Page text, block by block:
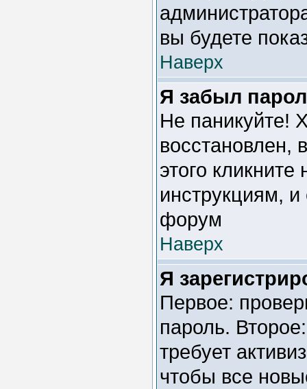
вы будете
Наверх
Я забыл
Не паникуйте!
восстановлен,
этого кликните
инструкциям,
форум
Наверх
Я
Первое:
пароль.
требует
чтобы все